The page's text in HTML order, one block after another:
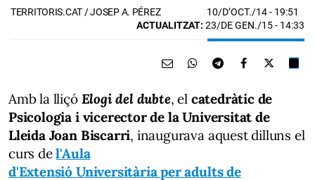
TERRITORIS.CAT / JOSEP A. PÉREZ 10/D’OCT./14- 19:51
ACTUALITZAT: 23/DE GEN./15 - 14:33
Amb la lliçóElogi del dubte, el catedràtic de
Psicologia i vicerector de la Universitat de
Lleida Joan Biscarri, inaugurava aquest dilluns el
curs de l'Aula
d'Extensió Universitària per adults de